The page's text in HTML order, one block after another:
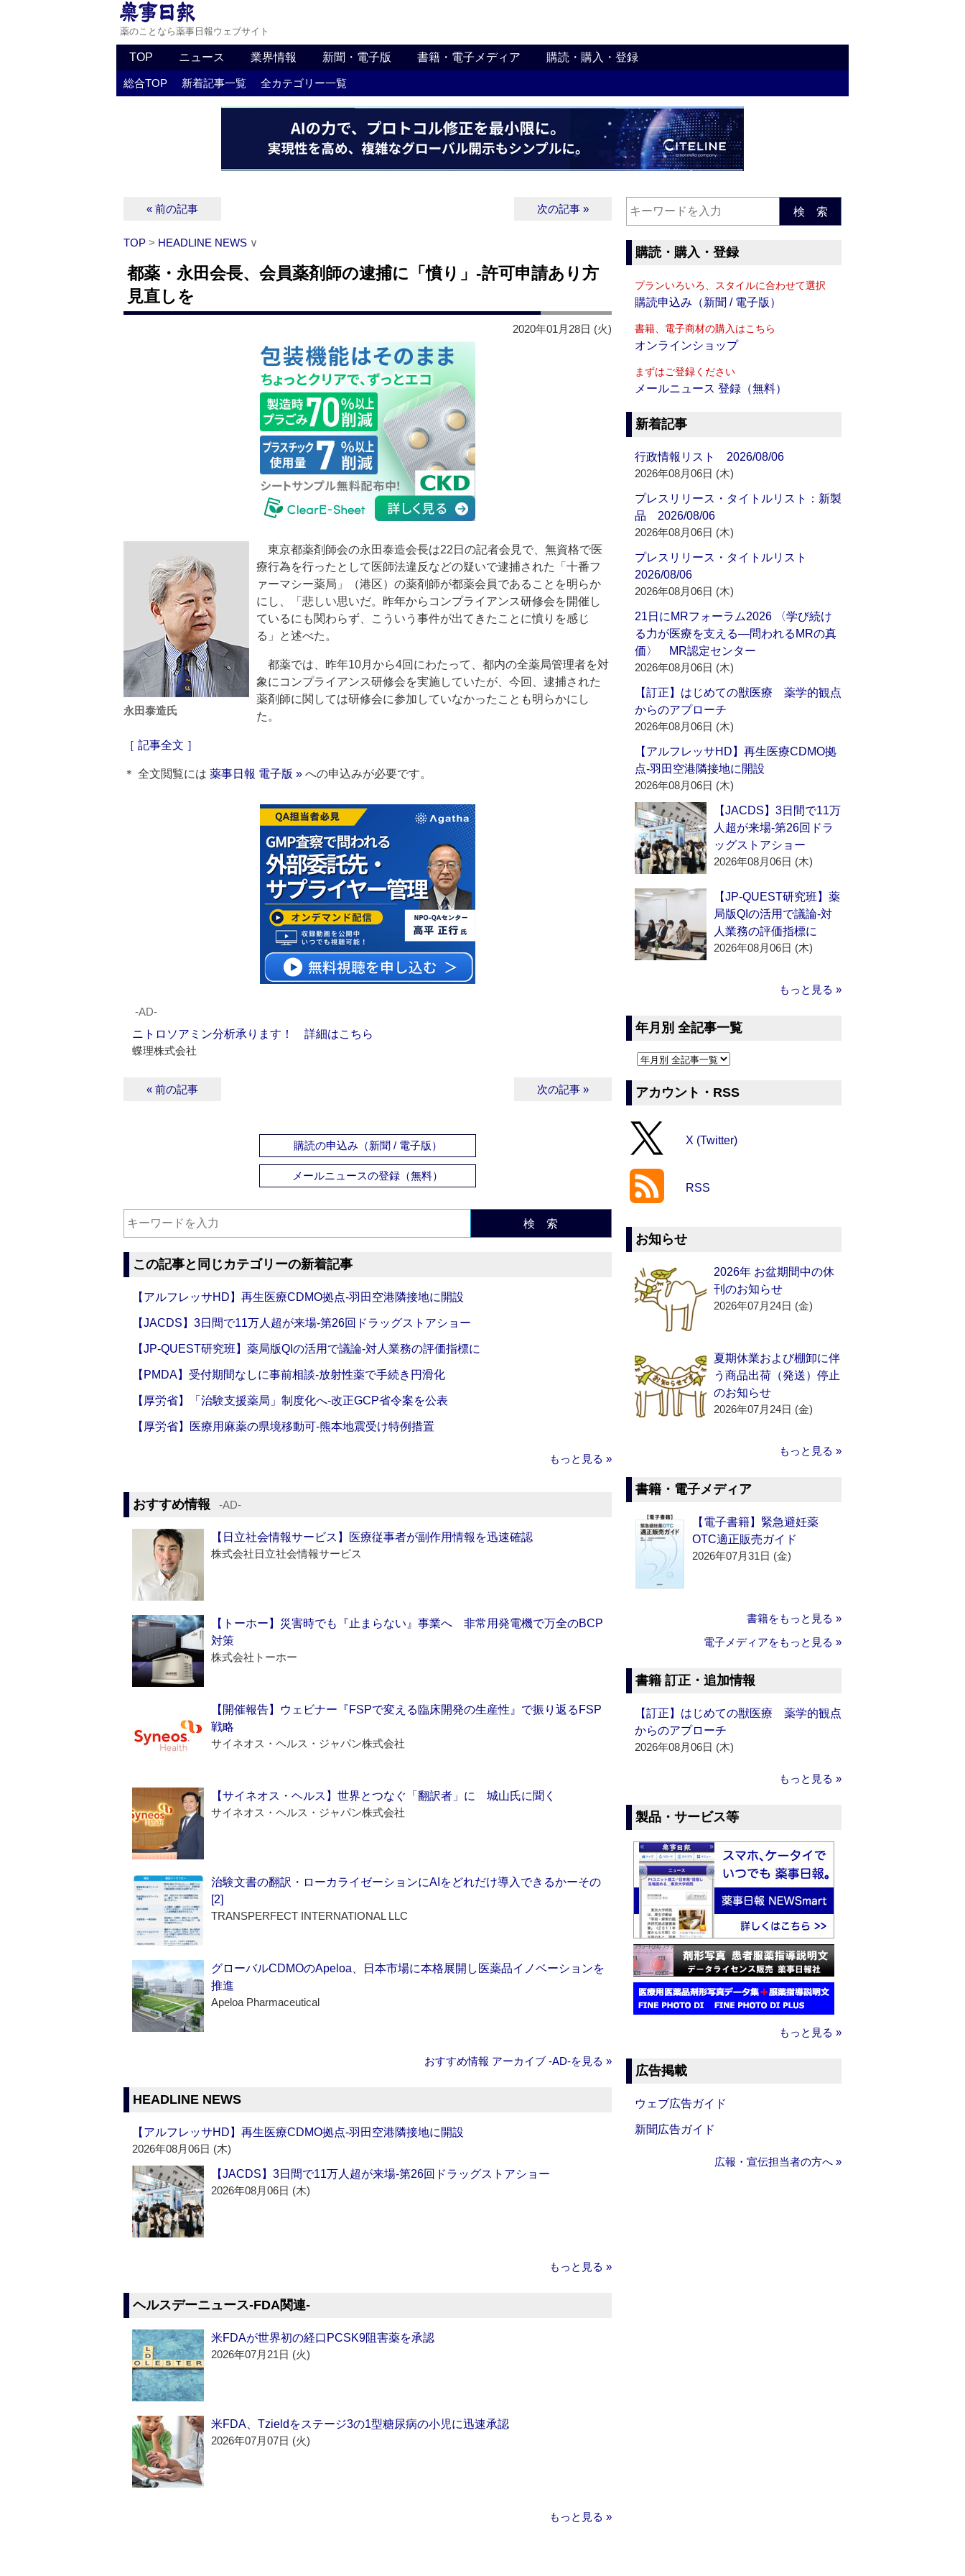
薬のことなら薬事日報ウェブサイト
TOP ニュース 業界情報 新聞・電子版 書籍・電子メディア 購読・購入・登録
総合TOP 新着記事一覧 全カテゴリー一覧
« 前の記事 次の記事 »
TOP > HEADLINE NEWS ∨
都薬・永田会長、会員薬剤師の逮捕に「憤り」‐許可申請あり方
見直しを
2020年01月28日 (火)
永田泰造氏
東京都薬剤師会の永田泰造会長は22日の記者会見で、無資格で医
療行為を行ったとして医師法違反などの疑いで逮捕された「十番フ
ァーマシー薬局」（港区）の薬剤師が都薬会員であることを明らか
にし、「悲しい思いだ。昨年からコンプライアンス研修会を開催し
ているにも関わらず、こういう事件が出てきたことに憤りを感じ
る」と述べた。
都薬では、昨年10月から4回にわたって、都内の全薬局管理者を対
象にコンプライアンス研修会を実施していたが、今回、逮捕された
薬剤師に関しては研修会に参加していなかったことも明らかにし
た。
［ 記事全文 ］
＊ 全文閲覧には 薬事日報 電子版 » への申込みが必要です。
‐AD‐
ニトロソアミン分析承ります！ 詳細はこちら
蝶理株式会社
« 前の記事 次の記事 »
購読の申込み（新聞 / 電子版）
メールニュースの登録（無料）
検 索
この記事と同じカテゴリーの新着記事
【アルフレッサHD】再生医療CDMO拠点‐羽田空港隣接地に開設
【JACDS】3日間で11万人超が来場‐第26回ドラッグストアショー
【JP-QUEST研究班】薬局版QIの活用で議論‐対人業務の評価指標に
【PMDA】受付期間なしに事前相談‐放射性薬で手続き円滑化
【厚労省】「治験支援薬局」制度化へ‐改正GCP省令案を公表
【厚労省】医療用麻薬の県境移動可‐熊本地震受け特例措置
もっと見る »
おすすめ情報 ‐AD‐
【日立社会情報サービス】医療従事者が副作用情報を迅速確認
株式会社日立社会情報サービス
【トーホー】災害時でも『止まらない』事業へ 非常用発電機で万全のBCP
対策
株式会社トーホー
【開催報告】ウェビナー『FSPで変える臨床開発の生産性』で振り返るFSP
戦略
サイネオス・ヘルス・ジャパン株式会社
【サイネオス・ヘルス】世界とつなぐ「翻訳者」に 城山氏に聞く
サイネオス・ヘルス・ジャパン株式会社
治験文書の翻訳・ローカライゼーションにAIをどれだけ導入できるかーその
[2]
TRANSPERFECT INTERNATIONAL LLC
グローバルCDMOのApeloa、日本市場に本格展開し医薬品イノベーションを
推進
Apeloa Pharmaceutical
おすすめ情報 アーカイブ ‐AD‐を見る »
HEADLINE NEWS
【アルフレッサHD】再生医療CDMO拠点‐羽田空港隣接地に開設
2026年08月06日 (木)
【JACDS】3日間で11万人超が来場‐第26回ドラッグストアショー
2026年08月06日 (木)
もっと見る »
ヘルスデーニュース‐FDA関連‐
米FDAが世界初の経口PCSK9阻害薬を承認
2026年07月21日 (火)
米FDA、Tzieldをステージ3の1型糖尿病の小児に迅速承認
2026年07月07日 (火)
もっと見る »
検 索
購読・購入・登録
プランいろいろ、スタイルに合わせて選択
購読申込み（新聞 / 電子版）
書籍、電子商材の購入はこちら
オンラインショップ
まずはご登録ください
メールニュース 登録（無料）
新着記事
行政情報リスト 2026/08/06
2026年08月06日 (木)
プレスリリース・タイトルリスト：新製
品 2026/08/06
2026年08月06日 (木)
プレスリリース・タイトルリスト
2026/08/06
2026年08月06日 (木)
21日にMRフォーラム2026 〈学び続け
る力が医療を支える―問われるMRの真
価〉 MR認定センター
2026年08月06日 (木)
【訂正】はじめての獣医療 薬学的観点
からのアプローチ
2026年08月06日 (木)
【アルフレッサHD】再生医療CDMO拠
点‐羽田空港隣接地に開設
2026年08月06日 (木)
【JACDS】3日間で11万
人超が来場‐第26回ドラ
ッグストアショー
2026年08月06日 (木)
【JP-QUEST研究班】薬
局版QIの活用で議論‐対
人業務の評価指標に
2026年08月06日 (木)
もっと見る »
年月別 全記事一覧
アカウント・RSS
X (Twitter)
RSS
お知らせ
2026年 お盆期間中の休
刊のお知らせ
2026年07月24日 (金)
夏期休業および棚卸に伴
う商品出荷（発送）停止
のお知らせ
2026年07月24日 (金)
もっと見る »
書籍・電子メディア
【電子書籍】緊急避妊薬
OTC適正販売ガイド
2026年07月31日 (金)
書籍をもっと見る »
電子メディアをもっと見る »
書籍 訂正・追加情報
【訂正】はじめての獣医療 薬学的観点
からのアプローチ
2026年08月06日 (木)
もっと見る »
製品・サービス等
もっと見る »
広告掲載
ウェブ広告ガイド
新聞広告ガイド
広報・宣伝担当者の方へ »